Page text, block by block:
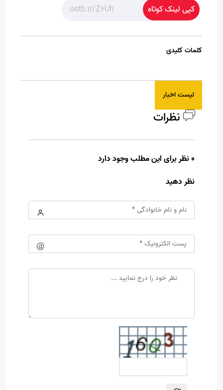
کپی لینک کوتاه
کلمات کلیدی
لیست اخبار
نظرات
0 نظر برای این مطلب وجود دارد
نظر دهید